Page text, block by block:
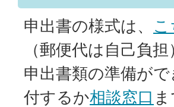
申出書の様式は、 こ
（郵便代は自己負担
申出書類の準備が
付するか相談窓口